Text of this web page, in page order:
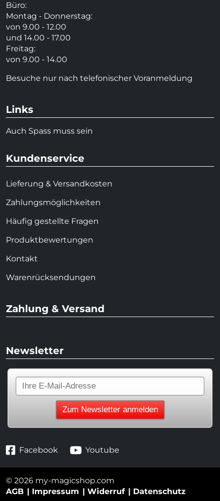
Büro:
Montag - Donnerstag:
von 9.00 - 12.00
und 14.00 - 17.00
Freitag:
von 9.00 - 14.00
Besuche nur nach telefonischer Voranmeldung
Links
Auch Spass muss sein
Kundenservice
Lieferung & Versandkosten
Zahlungsmöglichkeiten
Häufig gestellte Fragen
Produktbewertungen
Kontakt
Warenrücksendungen
Zahlung & Versand
Newsletter
Facebook Youtube
© 2026 my-magicshop.com
AGB
Impressum Widerruf Datenschutz